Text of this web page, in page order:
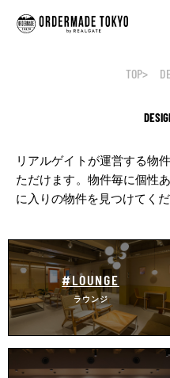
TOP
リアルゲイトが運営する物
ただけます。 物件毎に個性
に入りの物件を見つけてくだ
#LOUNGE
ラウンジ